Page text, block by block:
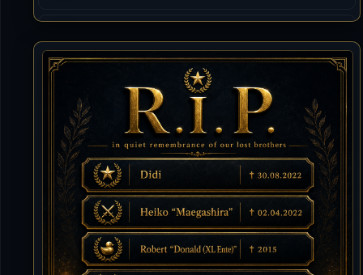
10.07.2026 / 22:25
Letzte Aktivität:
27. Dez 2023, 22:48
DieWildeHilde
10.07.2026 / 12:48
Happy Birthday Chickpea
DieWildeHilde
10.07.2026 / 10:08
Hallo meine Lieben!
Isimiyaki
10.07.2026 / 00:34
Alles gute chickpea